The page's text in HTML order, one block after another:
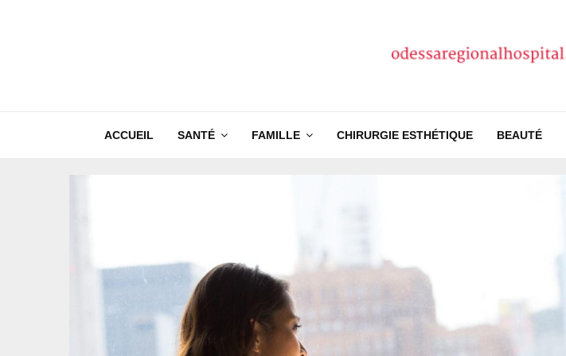
ACCUEIL SANTÉ FAMILLE CHIRURGIE ESTHÉTIQUE BEAUTÉ